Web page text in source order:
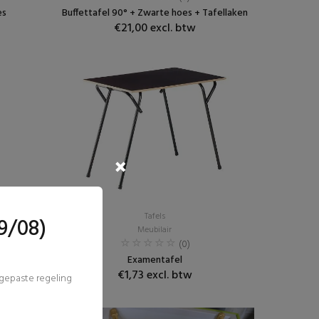
Buffettafel 90° + Zwarte hoes + Tafellaken
€21,00 excl. btw
Tafels
Meubilair
(0)
Examentafel
€1,73 excl. btw
08)
regeling